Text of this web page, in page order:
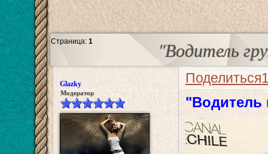
"Водитель
Страница:1
Поделиться
Glazky
Модератор
"Водитель